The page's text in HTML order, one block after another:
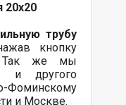
20х20
трубу
кнопку
же мы
и другого
Фоминскому
и Москве.